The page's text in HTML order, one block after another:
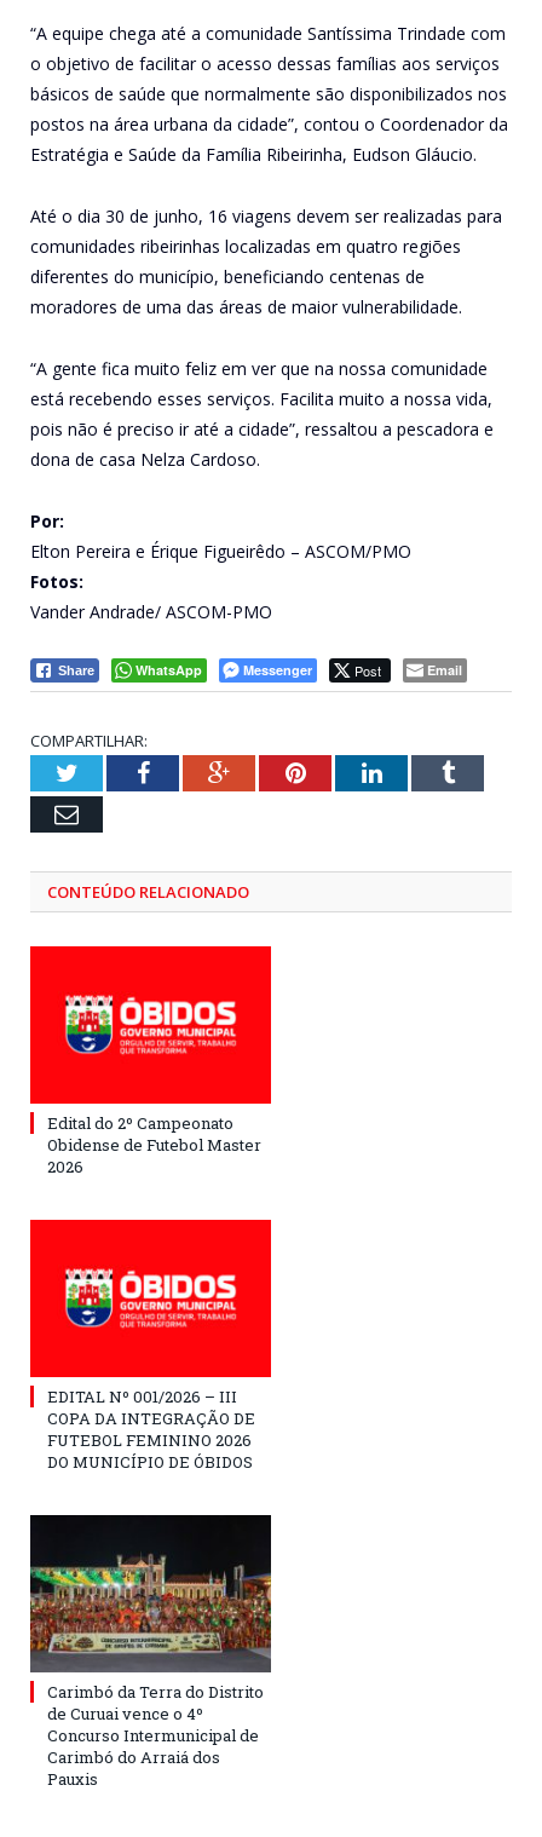
“A equipe chega até a comunidade Santíssima Trindade com
o objetivo de facilitar o acesso dessas famílias aos serviços
básicos de saúde que normalmente são disponibilizados nos
postos na área urbana da cidade”, contou o Coordenador da
Estratégia e Saúde da Família Ribeirinha, Eudson Gláucio.
Até o dia 30 de junho, 16 viagens devem ser realizadas para
comunidades ribeirinhas localizadas em quatro regiões
diferentes do município, beneficiando centenas de
moradores de uma das áreas de maior vulnerabilidade.
“A gente fica muito feliz em ver que na nossa comunidade
está recebendo esses serviços. Facilita muito a nossa vida,
pois não é preciso ir até a cidade”, ressaltou a pescadora e
dona de casa Nelza Cardoso.
Por:
Elton Pereira e Érique Figueirêdo – ASCOM/PMO
Fotos:
Vander Andrade/ ASCOM-PMO
Share WhatsApp Messenger Post Email
COMPARTILHAR:
TwitterFacebookGoogle+PinterestLinkedInTumblr
Email
CONTEÚDO RELACIONADO
Edital do 2º Campeonato
Obidense de Futebol Master
2026
EDITAL Nº 001/2026 – III
COPA DA INTEGRAÇÃO DE
FUTEBOL FEMININO 2026
DO MUNICÍPIO DE ÓBIDOS
Carimbó da Terra do Distrito
de Curuai vence o 4º
Concurso Intermunicipal de
Carimbó do Arraiá dos
Pauxis